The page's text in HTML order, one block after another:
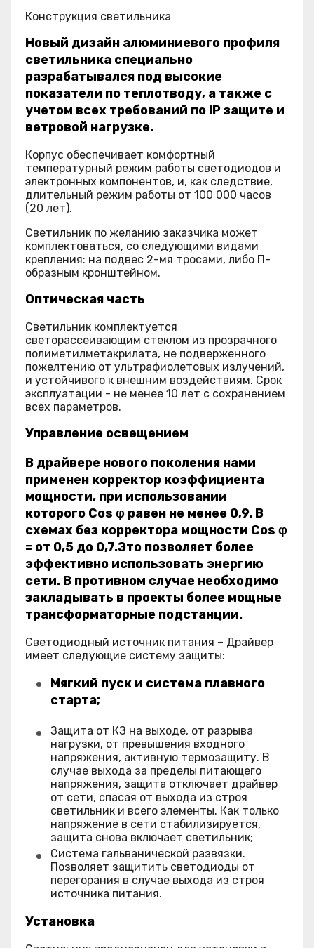
Конструкция светильника
Новый дизайн алюминиевого профиля
светильника специально
разрабатывался под высокие
показатели по теплотводу, а также с
учетом всех требований по IP защите и
ветровой нагрузке.
Корпус обеспечивает комфортный
температурный режим работы светодиодов и
электронных компонентов, и, как следствие,
длительный режим работы от 100 000 часов
(20 лет).
Светильник по желанию заказчика может
комплектоваться, со следующими видами
крепления: на подвес 2-мя тросами, либо П-
образным кронштейном.
Оптическая часть
Светильник комплектуется
светорассеивающим стеклом из прозрачного
полиметилметакрилата, не подверженного
пожелтению от ультрафиолетовых излучений,
и устойчивого к внешним воздействиям. Срок
эксплуатации - не менее 10 лет с сохранением
всех параметров.
Управление освещением
В драйвере нового поколения нами
применен корректор коэффициента
мощности, при использовании
которого Cos φ равен не менее 0,9. В
схемах без корректора мощности Cos φ
= от 0,5 до 0,7.Это позволяет более
эффективно использовать энергию
сети. В противном случае необходимо
закладывать в проекты более мощные
трансформаторные подстанции.
Светодиодный источник питания – Драйвер
имеет следующие систему защиты:
Мягкий пуск и система плавного
старта;
Защита от КЗ на выходе, от разрыва
нагрузки, от превышения входного
напряжения, активную термозащиту. В
случае выхода за пределы питающего
напряжения, защита отключает драйвер
от сети, спасая от выхода из строя
светильник и всего элементы. Как только
напряжение в сети стабилизируется,
защита снова включает светильник;
Система гальванической развязки.
Позволяет защитить светодиоды от
перегорания в случае выхода из строя
источника питания.
Установка